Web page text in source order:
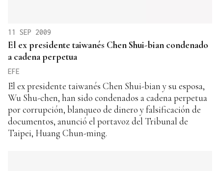
11 SEP 2009
El ex presidente taiwanés Chen Shui-bian condenado
a cadena perpetua
EFE
El ex presidente taiwanés Chen Shui-bian y su esposa,
Wu Shu-chen, han sido condenados a cadena perpetua
por corrupción, blanqueo de dinero y falsificación de
documentos, anunció el portavoz del Tribunal de
Taipei, Huang Chun-ming.